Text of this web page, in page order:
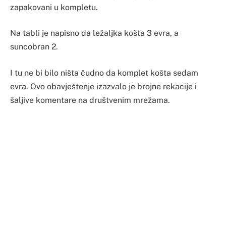
zapakovani u kompletu.
Na tabli je napisno da ležaljka košta 3 evra, a
suncobran 2.
I tu ne bi bilo ništa čudno da komplet košta sedam
evra. Ovo obavještenje izazvalo je brojne rekacije i
šaljive komentare na društvenim mrežama.